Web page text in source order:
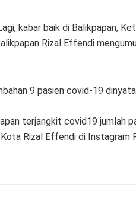
kabar baik di Balikpapan,
Rizal Effendi
9 pasien covid-19
terjangkit covid19 jumlah
Rizal Effendi di Instagram